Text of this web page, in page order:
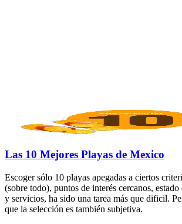
Las 10 Mejores Playas de Mexico
Escoger sólo 10 playas apegadas a ciertos
(sobre todo), puntos de interés cercanos,
y servicios, ha sido una tarea más que dificil.
que la selección es también subjetiva.